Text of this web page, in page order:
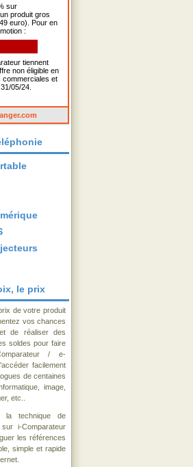
sur
produit gros
euro). Pour en
:
tiennent
non éligible en
commerciales et
05/24.
le prix
de votre produit
vos chances
de réaliser des
soldes pour faire
/ e-
facilement
de centaines
image,
etc..
la technique de
i-Comparateur
les références
simple et rapide